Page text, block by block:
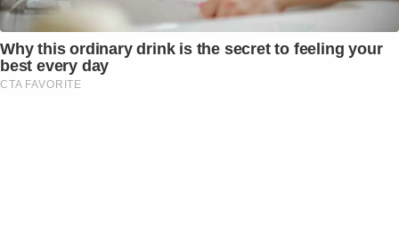
Why this ordinary drink is the secret to feeling your
best every day
CTA FAVORITE